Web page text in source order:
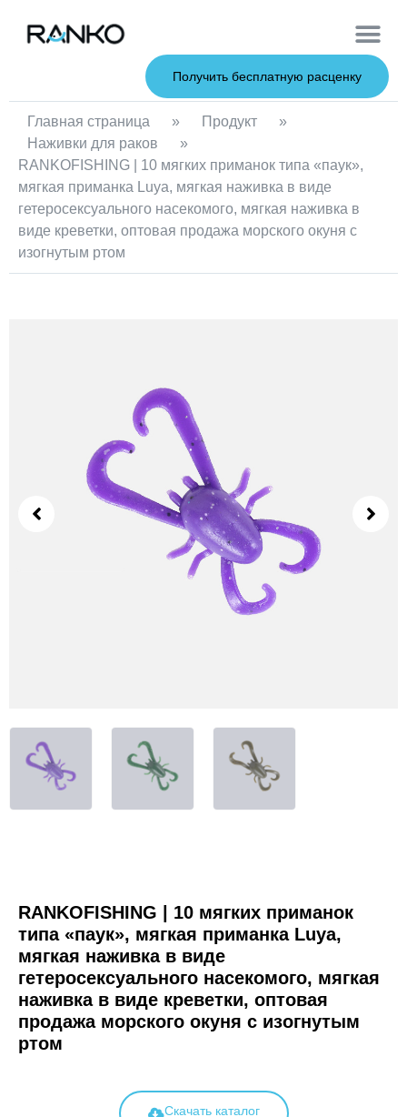
Получить бесплатную расценку
Главная страница » Продукт
»
Наживки для раков
»
RANKOFISHING | 10 мягких приманок типа «паук»,
мягкая приманка Luya, мягкая наживка в виде
гетеросексуального насекомого, мягкая наживка в
виде креветки, оптовая продажа морского окуня с
изогнутым ртом
RANKOFISHING | 10 мягких приманок
типа «паук», мягкая приманка Luya,
мягкая наживка в виде
гетеросексуального насекомого, мягкая
наживка в виде креветки, оптовая
продажа морского окуня с изогнутым
ртом
Скачать каталог